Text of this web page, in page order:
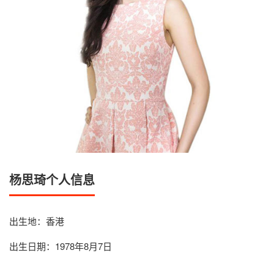
杨思琦个人信息
出生地：香港
出生日期：1978年8月7日